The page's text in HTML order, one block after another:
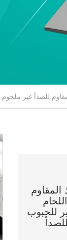
المقاوم
للحبوب